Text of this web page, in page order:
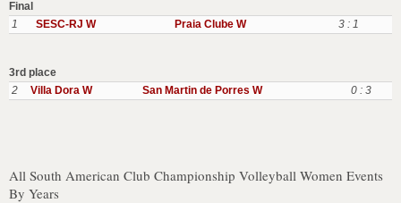
Final
1
SESC-RJ W Praia Clube W 3 : 1
3rd place
2
Villa Dora W San Martin de Porres W 0 : 3
All South American Club Championship Volleyball Women Events
By Years